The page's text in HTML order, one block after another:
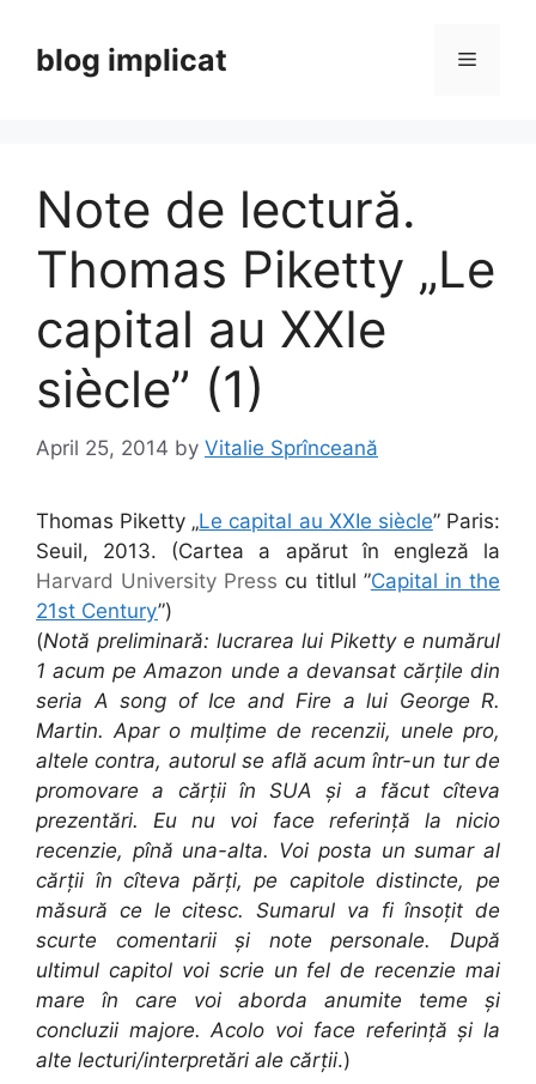
contentblog implicat Menu
Note de lectură.
Thomas Piketty „Le
capital au XXIe
siècle” (1)
April 25, 2014 by Vitalie Sprînceană
Thomas Piketty „Le capital au XXIe siècle” Paris:
Seuil, 2013. (Cartea a apărut în engleză la
Harvard University Press cu titlul ”Capital in the
21st Century”)
(Notă preliminară: lucrarea lui Piketty e numărul
1 acum pe Amazon unde a devansat cărțile din
seria A song of Ice and Fire a lui George R.
Martin. Apar o mulțime de recenzii, unele pro,
altele contra, autorul se află acum într-un tur de
promovare a cărții în SUA și a făcut cîteva
prezentări. Eu nu voi face referință la nicio
recenzie, pînă una-alta. Voi posta un sumar al
cărții în cîteva părți, pe capitole distincte, pe
măsură ce le citesc. Sumarul va fi însoțit de
scurte comentarii și note personale. După
ultimul capitol voi scrie un fel de recenzie mai
mare în care voi aborda anumite teme și
concluzii majore. Acolo voi face referință și la
alte lecturi/interpretări ale cărții.)